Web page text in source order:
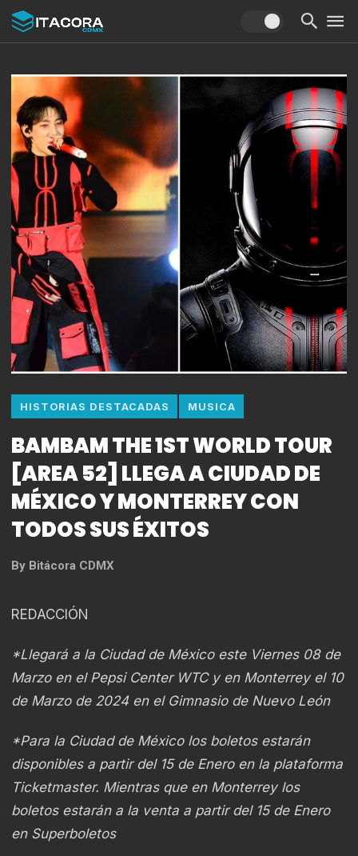
HISTORIAS DESTACADAS MUSICA
BAMBAM THE 1ST WORLD TOUR
[AREA 52] LLEGA A CIUDAD DE
MÉXICO Y MONTERREY CON
TODOS SUS ÉXITOS
By Bitácora CDMX
REDACCIÓN
*Llegará a la Ciudad de México este Viernes 08 de
Marzo en el Pepsi Center WTC y en Monterrey el 10
de Marzo de 2024 en el Gimnasio de Nuevo León
*Para la Ciudad de México los boletos estarán
disponibles a partir del 15 de Enero en la plataforma
Ticketmaster. Mientras que en Monterrey los
boletos estarán a la venta a partir del 15 de Enero
en Superboletos